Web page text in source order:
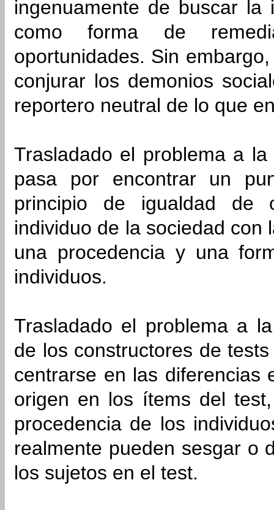
ingenuamente de buscar la
como forma de
oportunidades. Sin
conjurar los demonios
reportero neutral de lo que
Trasladado el problema a
pasa por encontrar un
principio de igualdad de
individuo de la sociedad con
una procedencia y una
individuos.
Trasladado el problema a
de los constructores de
centrarse en las diferencias
origen en los ítems del
procedencia de los
realmente pueden sesgar o
los sujetos en el test.